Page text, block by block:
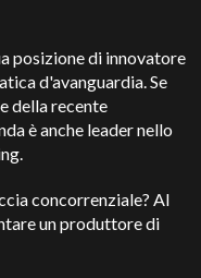
posizione di innovatore
d'avanguardia. Se
della recente
è anche leader nello
concorrenziale? Al
un produttore di